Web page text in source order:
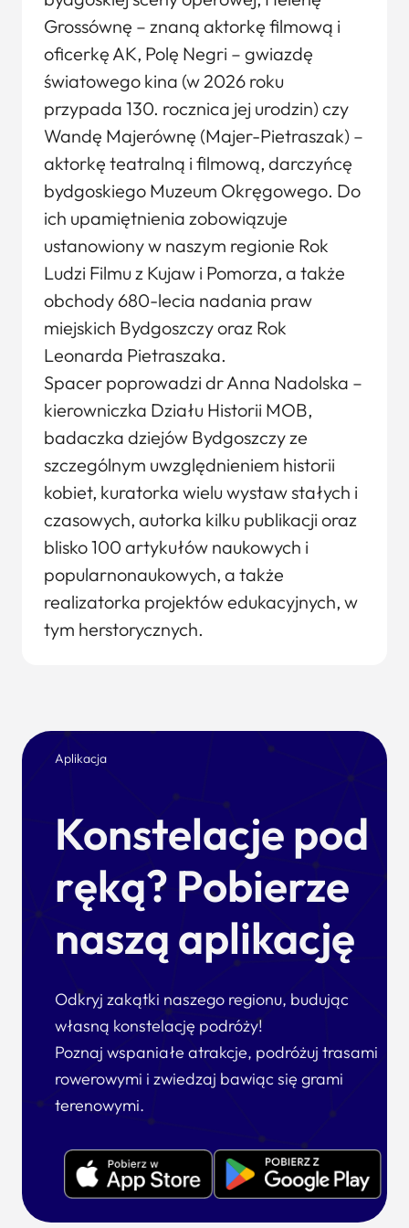
Grossównę – znaną aktorkę filmową i
oficerkę AK, Polę Negri – gwiazdę
światowego kina (w 2026 roku
przypada 130. rocznica jej urodzin) czy
Wandę Majerównę (Majer-Pietraszak) –
aktorkę teatralną i filmową, darczyńcę
bydgoskiego Muzeum Okręgowego. Do
ich upamiętnienia zobowiązuje
ustanowiony w naszym regionie Rok
Ludzi Filmu z Kujaw i Pomorza, a także
obchody 680-lecia nadania praw
miejskich Bydgoszczy oraz Rok
Leonarda Pietraszaka.
Spacer poprowadzi dr Anna Nadolska –
kierowniczka Działu Historii MOB,
badaczka dziejów Bydgoszczy ze
szczególnym uwzględnieniem historii
kobiet, kuratorka wielu wystaw stałych i
czasowych, autorka kilku publikacji oraz
blisko 100 artykułów naukowych i
popularnonaukowych, a także
realizatorka projektów edukacyjnych, w
tym herstorycznych.
Aplikacja
Konstelacje pod
ręką? Pobierze
naszą aplikację
Odkryj zakątki naszego regionu, budując
własną konstelację podróży!
Poznaj wspaniałe atrakcje, podróżuj trasami
rowerowymi i zwiedzaj bawiąc się grami
terenowymi.